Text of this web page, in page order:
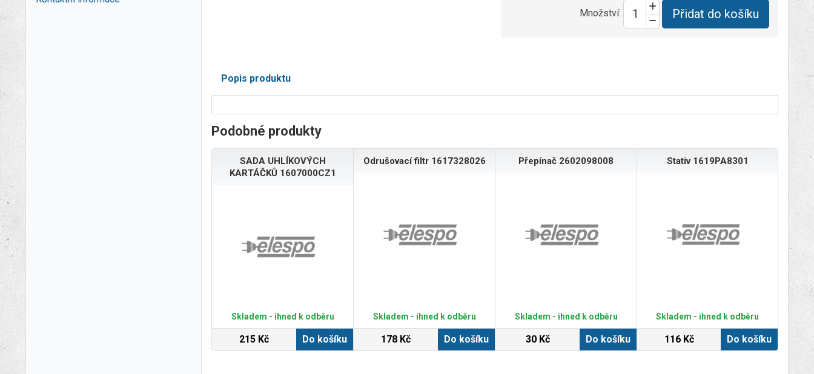
Množství: Přidat do košíku
Popis produktu
Podobné produkty
SADA UHLÍKOVÝCH
KARTÁČKŮ 1607000CZ1
Skladem - ihned k odběru
215 Kč Do košíku
Odrušovací filtr 1617328026
Skladem - ihned k odběru
178 Kč Do košíku
Přepínač 2602098008
Skladem - ihned k odběru
30 Kč Do košíku
Stativ 1619PA8301
Skladem - ihned k odběru
116 Kč Do košíku